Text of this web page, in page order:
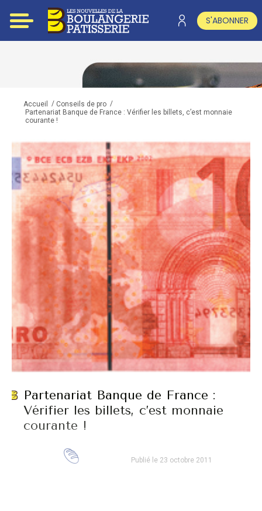
S'ABONNER
Accueil / Conseils de pro /
Partenariat Banque de France : Vérifier les billets, c’est monnaie
courante !
Partenariat Banque de France :
Vérifier les billets, c’est monnaie
courante !
Publié le 23 octobre 2011